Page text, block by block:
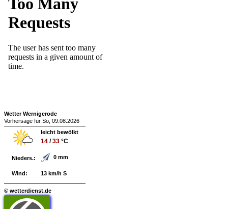
Wetter Wernigerode
Vorhersage für So, 09.08.2026
leicht bewölkt
14 /33 °C
Nieders.: 0 mm
Wind: 13 km/h S
© wetterdienst.de